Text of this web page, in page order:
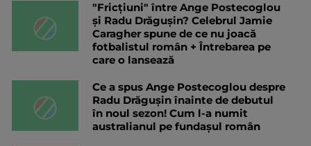
"Fricțiuni" între Ange Postecoglou
și Radu Drăgușin? Celebrul Jamie
Caragher spune de ce nu joacă
fotbalistul român + Întrebarea pe
care o lansează
Ce a spus Ange Postecoglou despre
Radu Drăgușin înainte de debutul
în noul sezon! Cum l-a numit
australianul pe fundașul român